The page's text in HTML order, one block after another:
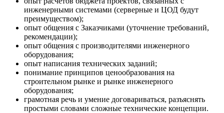
инженерными системами (серверные и ЦОД будут
преимуществом);
опыт общения с Заказчиками (уточнение требований,
рекомендации);
опыт общения с производителями инженерного
оборудования;
опыт написания технических заданий;
понимание принципов ценообразования на
строительном рынке и рынке инженерного
оборудования;
грамотная речь и умение договариваться, разъяснять
простыми словами сложные технические концепции.